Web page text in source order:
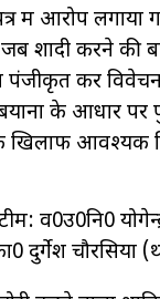
पत्र में आरोप
शादी करने की
पंजीकृत कर
के आधार पर
के खिलाफ
व0उ0नि0
दुर्गेश चौरसिया